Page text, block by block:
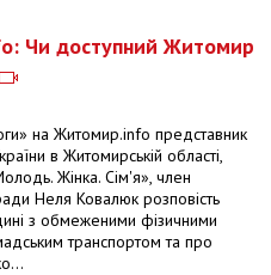
Чи доступний Житомир
на Житомир.info представник
в Житомирській області,
Жінка. Сім'я», член
Неля Ковалюк розповість
з обмеженими фізичними
транспортом та про